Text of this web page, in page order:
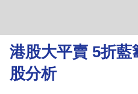
理
財
港股大平賣 5折
股分析